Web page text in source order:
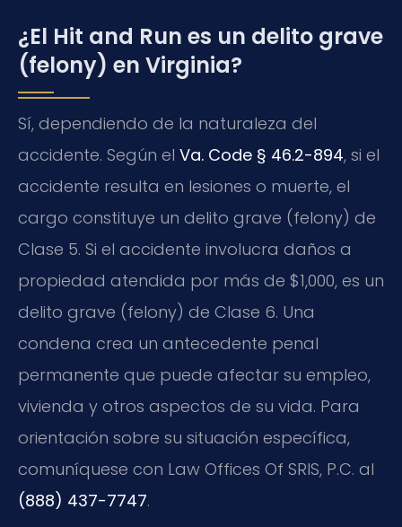
¿El Hit and Run es un delito grave
(felony) en Virginia?
Sí, dependiendo de la naturaleza del
accidente. Según el Va. Code § 46.2-894, si el
accidente resulta en lesiones o muerte, el
cargo constituye un delito grave (felony) de
Clase 5. Si el accidente involucra daños a
propiedad atendida por más de $1,000, es un
delito grave (felony) de Clase 6. Una
condena crea un antecedente penal
permanente que puede afectar su empleo,
vivienda y otros aspectos de su vida. Para
orientación sobre su situación específica,
comuníquese con Law Offices Of SRIS, P.C. al
(888) 437-7747.